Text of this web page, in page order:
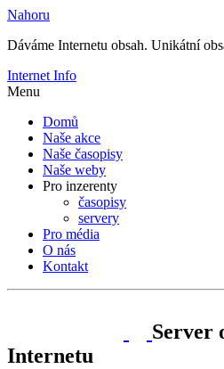
Nahoru
Dáváme Internetu obsah. Unikátní
Internet Info
Menu
Domů
Naše akce
Naše časopisy
Naše weby
Pro inzerenty
časopisy
servery
Pro média
O nás
Kontakt
Server
Internetu